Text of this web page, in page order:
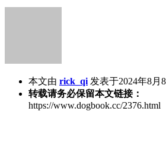
本文由 rick_qi 发表于2024年8月
转载请务必保留本文链接：
https://www.dogbook.cc/2376.html